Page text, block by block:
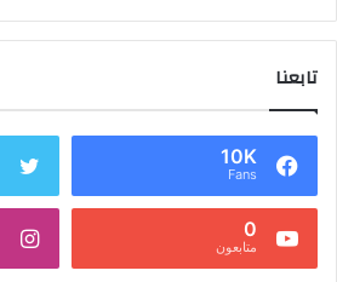
تابعنا
10K
Fans
0
متابعون